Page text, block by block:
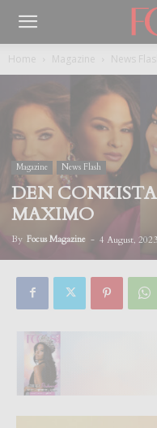
Home Magazine News Flash
Magazine News Flash
DEN
MAXIMO
By Focus Magazine - 4 August, 2023